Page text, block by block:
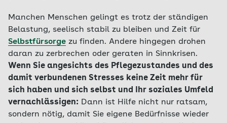
Manchen Menschen gelingt es trotz der ständigen
Belastung, seelisch stabil zu bleiben und Zeit für
Selbstfürsorge zu finden. Andere hingegen drohen
daran zu zerbrechen oder geraten in Sinnkrisen.
Wenn Sie angesichts des Pflegezustandes und des
damit verbundenen Stresses keine Zeit mehr für
sich haben und sich selbst und Ihr soziales Umfeld
vernachlässigen: Dann ist Hilfe nicht nur ratsam,
sondern nötig, damit Sie eigene Bedürfnisse wieder